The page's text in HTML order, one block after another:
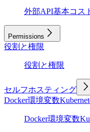
外部API基本コス
Permissions
役割と権限
役割と権限
セルフホスティング
Docker環境変数
Docker環境変数